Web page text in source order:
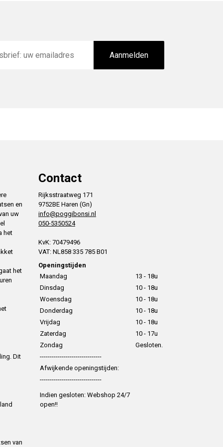
Aanmelden
en
uw
het
het
Dit
van
Contact
Rijksstraatweg 171
9752BE Haren (Gn)
info@poggibonsi.nl
050-5350524
KvK: 70479496
VAT: NL858 335 785 B01
Openingstijden
Maandag
13 - 18u
Dinsdag
10 - 18u
Woensdag
10 - 18u
Donderdag
10 - 18u
Vrijdag
10 - 18u
Zaterdag
10 - 17u
Zondag
Gesloten.
-------------------------------
Afwijkende openingstijden:
-------------------------------
Indien gesloten: Webshop 24/7
open!!